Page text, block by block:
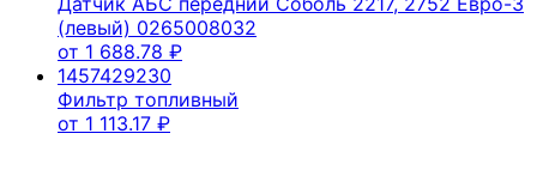
(левый) 0265008032
от 1 688.78 ₽
1457429230
Фильтр топливный
от 1 113.17 ₽